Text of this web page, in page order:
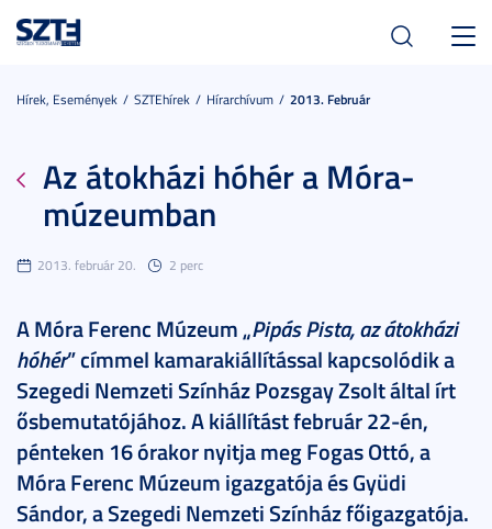
Hírek, Események SZTEhírek Hírarchívum 2013. Február
Az átokházi hóhér a Móra-
múzeumban
2013. február 20. 2 perc
A Móra Ferenc Múzeum „Pipás Pista, az átokházi
hóhér” címmel kamarakiállítással kapcsolódik a
Szegedi Nemzeti Színház Pozsgay Zsolt által írt
ősbemutatójához. A kiállítást február 22-én,
pénteken 16 órakor nyitja meg Fogas Ottó, a
Móra Ferenc Múzeum igazgatója és Gyüdi
Sándor, a Szegedi Nemzeti Színház főigazgatója.